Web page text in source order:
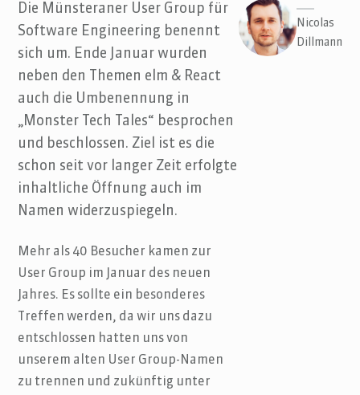
Die Münsteraner User Group für
Software Engineering benennt
sich um. Ende Januar wurden
neben den Themen elm & React
auch die Umbenennung in
„Monster Tech Tales“ besprochen
und beschlossen. Ziel ist es die
schon seit vor langer Zeit erfolgte
inhaltliche Öffnung auch im
Namen widerzuspiegeln.
Mehr als 40 Besucher kamen zur
User Group im Januar des neuen
Jahres. Es sollte ein besonderes
Treffen werden, da wir uns dazu
entschlossen hatten uns von
unserem alten User Group-Namen
zu trennen und zukünftig unter
Nicolas
Dillmann